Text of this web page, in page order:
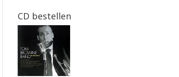
CD bestellen